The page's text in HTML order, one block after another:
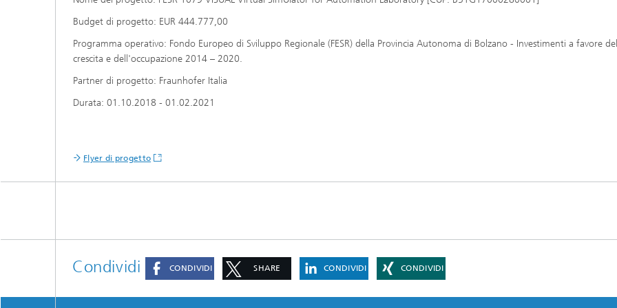
Budget di progetto: EUR 444.777,00
Programma operativo: Fondo Europeo di Sviluppo Regionale (FESR) della Provincia Autonoma di Bolzano - Investimenti a favore
crescita e dell'occupazione 2014 – 2020.
Partner di progetto: Fraunhofer Italia
Durata: 01.10.2018 - 01.02.2021
Flyer di progetto
Condividi CONDIVIDI SHARE CONDIVIDI CONDIVIDI